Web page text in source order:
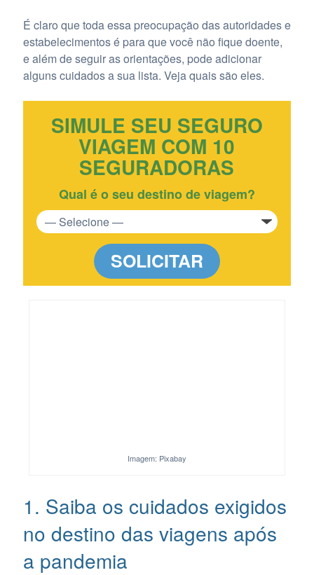
É claro que toda essa preocupação das autoridades e
estabelecimentos é para que você não fique doente,
e além de seguir as orientações, pode adicionar
alguns cuidados a sua lista. Veja quais são eles.
SIMULE SEU SEGURO
VIAGEM COM 10
SEGURADORAS
Qual é o seu destino de viagem?
SOLICITAR
Imagem: Pixabay
1. Saiba os cuidados exigidos
no destino das viagens após
a pandemia